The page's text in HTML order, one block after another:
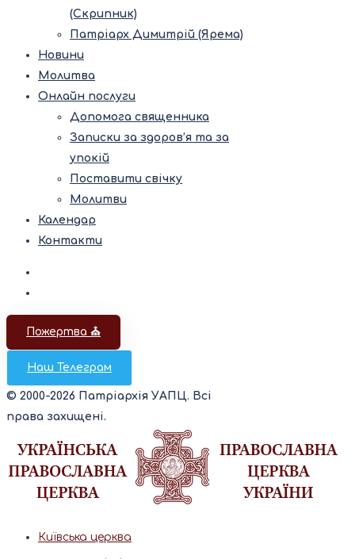
(Скрипник)
Патріарх Димитрій (Ярема)
Новини
Молитва
Онлайн послуги
Допомога священника
Записки за здоров’я та за
упокій
Поставити свічку
Молитви
Календар
Контакти
Пожертва ⛪️
Наш Телеграм
© 2000-2026 Патріархія УАПЦ. Всі
права захищені.
Київська церква